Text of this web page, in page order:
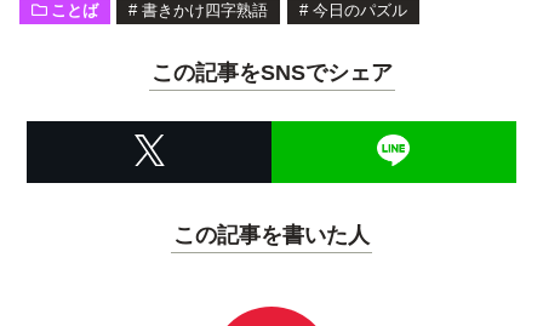
ことば # 書きかけ四字熟語 # 今日のパズル
この記事をSNSでシェア
この記事を書いた人